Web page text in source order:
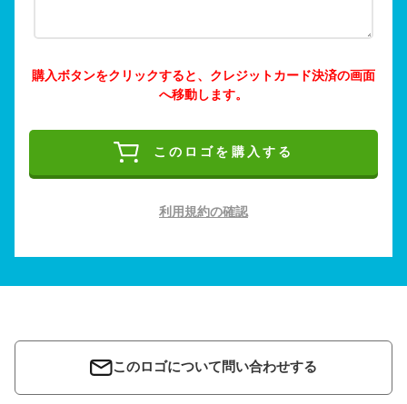
購入ボタンをクリックすると、クレジットカード決済の画面
へ移動します。
このロゴを購入する
利用規約の確認
このロゴについて問い合わせする